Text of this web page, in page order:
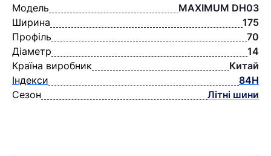
Модель
MAXIMUM DH03
Ширина
175
Профіль
70
Діаметр
14
Країна виробник
Китай
Індекси
84H
Сезон
Літні шини